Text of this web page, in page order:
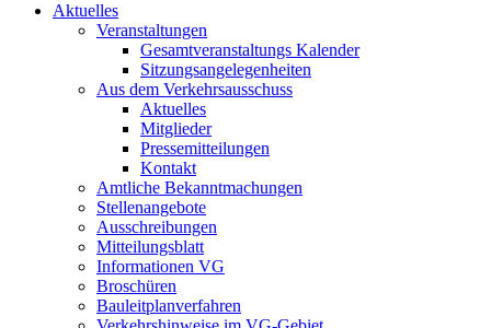
Aktuelles
Veranstaltungen
Gesamtveranstaltungs Kalender
Sitzungsangelegenheiten
Aus dem Verkehrsausschuss
Aktuelles
Mitglieder
Pressemitteilungen
Kontakt
Amtliche Bekanntmachungen
Stellenangebote
Ausschreibungen
Mitteilungsblatt
Informationen VG
Broschüren
Bauleitplanverfahren